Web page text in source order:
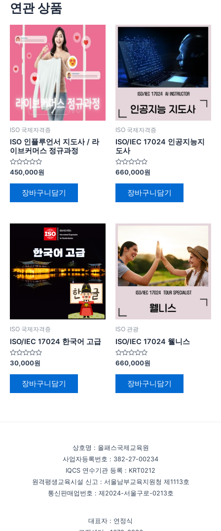
연관 상품
ISO 국제자격증
ISO 인플루언서 지도사 / 라
이브커머스 정규과정
5
중
에
450,000원
장바구니담기
ISO 국제자격증
ISO/IEC 17024 인공지능지
도사
5
중
에
660,000원
장바구니담기
ISO 국제자격증
ISO/IEC 17024 한국어 고급
5
에
30,000원
장바구니담기
ISO 관광
ISO/IEC 17024 웰니스
5
에
660,000원
장바구니담기
상호명 : 올패스국제교육원
사업자등록번호 : 382-27-00234
IQCS 연수기관 등록 : KRT0212
원격평생교육시설 신고 : 서울남부교육지원청 제1113호
통신판매업번호 : 제2024-서울구로-0213호
대표자 : 연정식